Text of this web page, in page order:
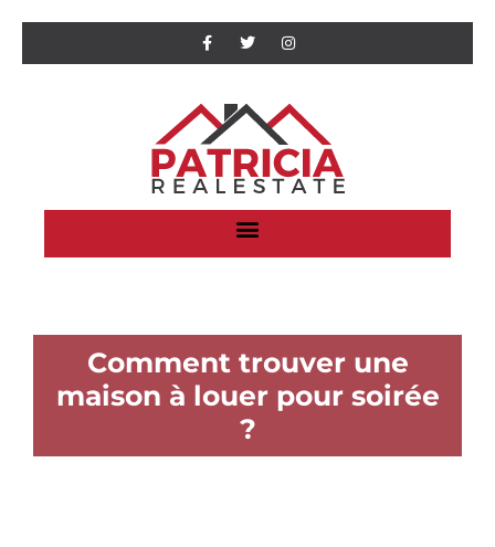
Comment trouver une
maison à louer pour soirée
?